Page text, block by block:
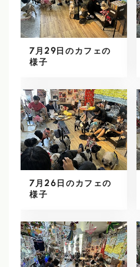
7月29日のカフェの
様子
7月26日のカフェの
様子